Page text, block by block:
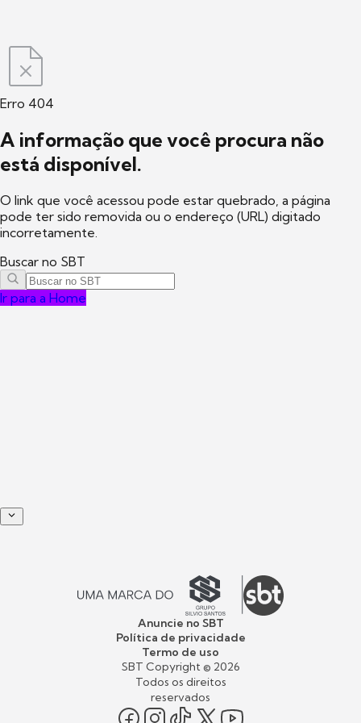
Erro 404
A informação que você procura não
está disponível.
O link que você acessou pode estar quebrado, a página
pode ter sido removida ou o endereço (URL) digitado
incorretamente.
Buscar no SBT
Ir para a Home
Anuncie no SBT
Política de privacidade
Termo de uso
SBT Copyright © 2026
Todos os direitos
reservados